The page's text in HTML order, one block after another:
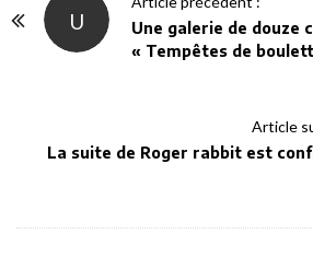
U
Une galerie de douze
« Tempêtes de
Article
La suite de Roger rabbit est